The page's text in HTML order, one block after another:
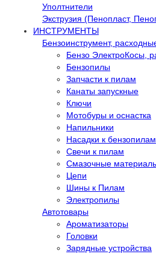
Уполтнители
Экструзия (Пенопласт,
ИНСТРУМЕНТЫ
Бензоинструмент,
Бензо ЭлектроКосы,
Бензопилы
Запчасти к пилам
Канаты запускные
Ключи
Мотобуры и оснастка
Напильники
Насадки к бензопилам
Свечи к пилам
Смазочные
Цепи
Шины к Пилам
Электропилы
Автотовары
Ароматизаторы
Головки
Зарядные устройства